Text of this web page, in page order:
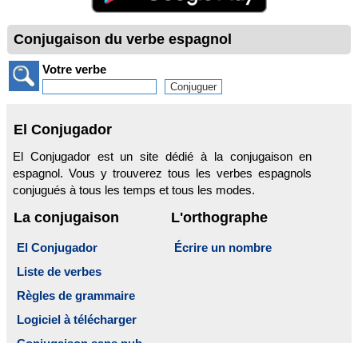
Conjugaison du verbe espagnol
Votre verbe
El Conjugador
El Conjugador est un site dédié à la conjugaison en
espagnol. Vous y trouverez tous les verbes espagnols
conjugués à tous les temps et tous les modes.
La conjugaison
El Conjugador
Liste de verbes
Règles de grammaire
Logiciel à télécharger
L'orthographe
Écrire un nombre